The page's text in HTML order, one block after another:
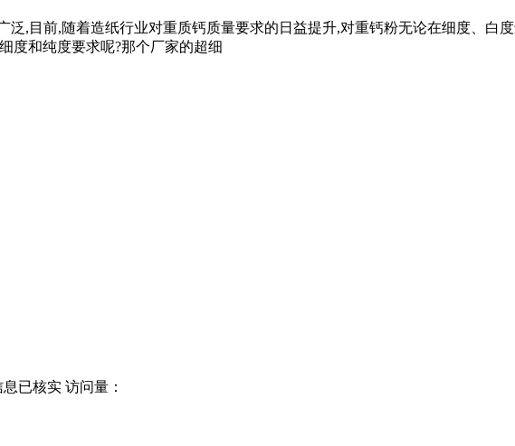
,目前,随着造纸行业对重质钙质量要求的日益提升,对重钙粉无论在细度、白
度和纯度要求呢?那个厂家的超细
已核实 访问量：